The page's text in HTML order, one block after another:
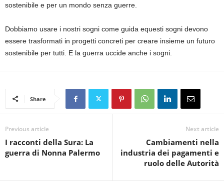
sostenibile e per un mondo senza guerre.
Dobbiamo usare i nostri sogni come guida equesti sogni devono
essere trasformati in progetti concreti per creare insieme un futuro
sostenibile per tutti. E la guerra uccide anche i sogni.
Share
Previous article
I racconti della Sura: La
guerra di Nonna Palermo
Next article
Cambiamenti nella
industria dei pagamenti e
ruolo delle Autorità